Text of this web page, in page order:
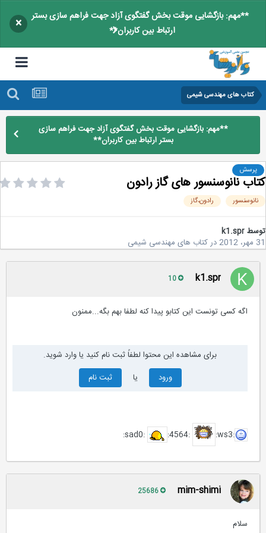
**مهم: بازگشایی موقت بخش گفتگوی آزاد جهت فراهم سازی بستر
ارتباط بین کاربران**
×
کتاب های مهندسی شیمی
**مهم: بازگشایی موقت بخش گفتگوی آزاد جهت فراهم سازی
بستر ارتباط بین کاربران**
پرسش
نانوسنسور های گاز رادون
رادون،گاز
k1.spr
درکتاب های مهندسی شیمی
k1.spr
اگه کسی تونست این کتابو پیدا کنه لطفا بهم بگه...ممنون
برای مشاهده این محتوا لطفاً ثبت نام کنید یا وارد شوید.
ورود
ثبت نام
:sad0:
:4564: :ws3:
mim-shimi
سلام